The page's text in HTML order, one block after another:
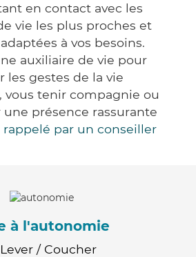
en contact avec les
vie les plus proches et
à vos besoins.
auxiliaire de vie pour
les gestes de la vie
vous tenir compagnie ou
présence rassurante
rappelé par un conseiller
à l'autonomie
Lever / Coucher